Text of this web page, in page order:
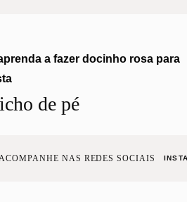
de pé
ACOMPANHE NAS REDES SOCIAIS